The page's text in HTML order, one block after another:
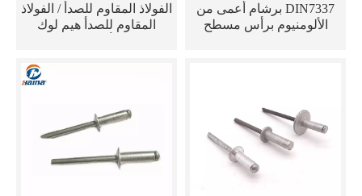
DIN7337 برشام أعمى من
الألومنيوم برأس مسطح
الفولاذ المقاوم للصدأ / الفولاذ
المقاوم للصدأ هيم لوك